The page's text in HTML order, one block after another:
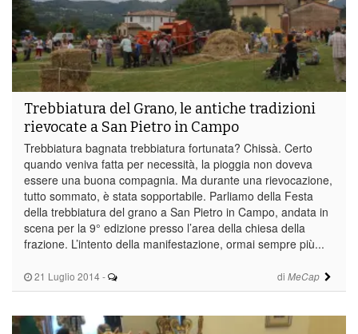
21 Luglio 2014 - di MeCap
Trebbiatura del Grano, le antiche tradizioni
rievocate a San Pietro in Campo
Trebbiatura bagnata trebbiatura fortunata? Chissà. Certo
quando veniva fatta per necessità, la pioggia non doveva
essere una buona compagnia. Ma durante una rievocazione,
tutto sommato, è stata sopportabile. Parliamo della Festa
della trebbiatura del grano a San Pietro in Campo, andata in
scena per la 9° edizione presso l’area della chiesa della
frazione. L’intento della manifestazione, ormai sempre più...